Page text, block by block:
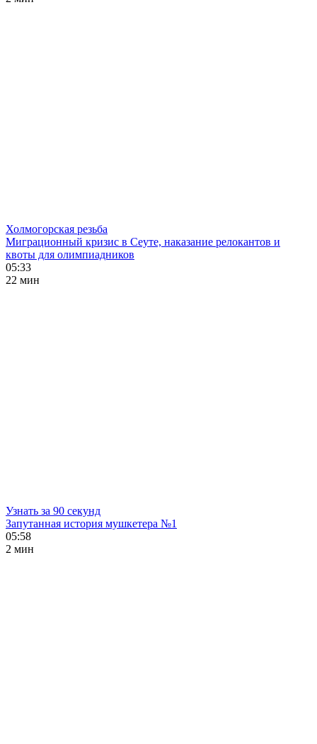
Холмогорская резьба
Миграционный кризис в Сеуте, наказание релокантов и
квоты для олимпиадников
05:33
22 мин
Узнать за 90 секунд
Запутанная история мушкетера №1
05:58
2 мин